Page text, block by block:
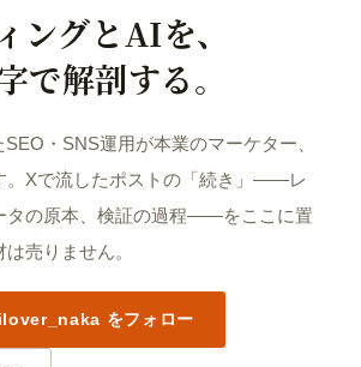
ングとAIを、
で解剖する。
・SNS運用が本業のマーケター、
。Xで流したポストの「続き」——レ
タの原本、検証の過程——をここに置
売りません。
をフォロー